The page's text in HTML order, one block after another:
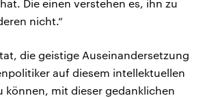
Die einen verstehen es, ihn zu
nicht.“
die geistige Auseinandersetzung
auf diesem intellektuellen
können, mit dieser gedanklichen